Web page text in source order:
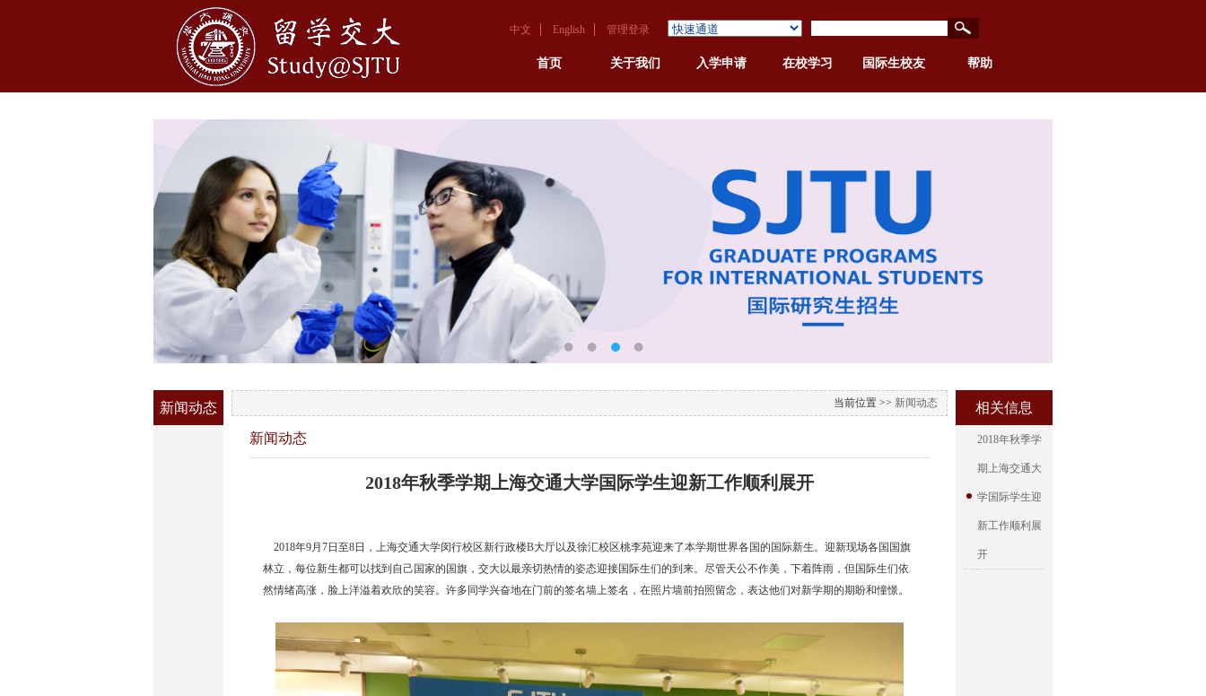
中文 English 管理登录
首页 关于我们 入学申请 在校学习 国际生校友 帮助
新闻动态 当前位置 >> 新闻动态
新闻动态
2018年秋季学期上海交通大学国际学生迎新工作顺利展开
2018年9月7日至8日，上海交通大学闵行校区新行政楼B大厅以及徐汇校区桃李苑迎来了本学期世界各国的国际新生。迎新现场各国国旗
林立，每位新生都可以找到自己国家的国旗，交大以最亲切热情的姿态迎接国际生们的到来。尽管天公不作美，下着阵雨，但国际生们依
然情绪高涨，脸上洋溢着欢欣的笑容。许多同学兴奋地在门前的签名墙上签名，在照片墙前拍照留念，表达他们对新学期的期盼和憧憬。
相关信息
2018年秋季学
期上海交通大
学国际学生迎
新工作顺利展
开